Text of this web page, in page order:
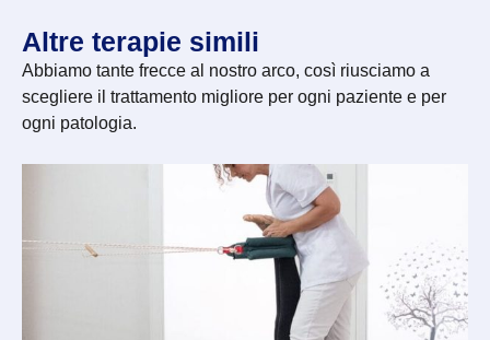
Altre terapie simili
Abbiamo tante frecce al nostro arco, così riusciamo a
scegliere il trattamento migliore per ogni paziente e per
ogni patologia.